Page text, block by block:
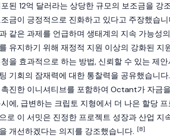
된 12억 달러라는 상당한 규모의 보조금을 강
금이 긍정적으로 진화하고 있다고 주장했습
같은 과제를 언급하며 생태계의 지속 가능성
유지하기 위해 재정적 지원 이상의 강화된 지
을 효과적으로 하는 방법, 신뢰할 수 있는 제
기회의 잠재력에 대한 통찰력을 공유했습니
진한 이니셔티브를 포함하여 Octant가 자금
에, 급변하는 크립토 지형에서 더 나은 할당
로 이 서밋은 진정한 프로젝트 성장과 산업 지
개선하겠다는 의지를 강조했습니다. [8]